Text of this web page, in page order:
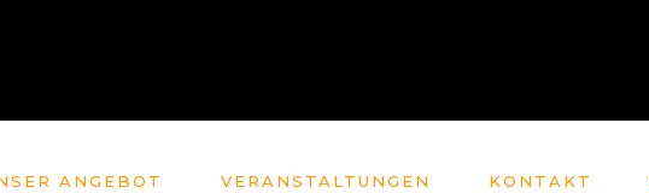
ANGEBOT VERANSTALTUNGEN KONTAKT